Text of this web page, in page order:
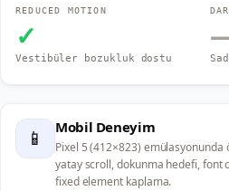
REDUCED MOTION
✓
Vestibüler bozukluk dostu
📱 Mobil Deneyim
Pixel 5 (412×823)
yatay scroll, dokunma hedefi,
fixed element kaplama.